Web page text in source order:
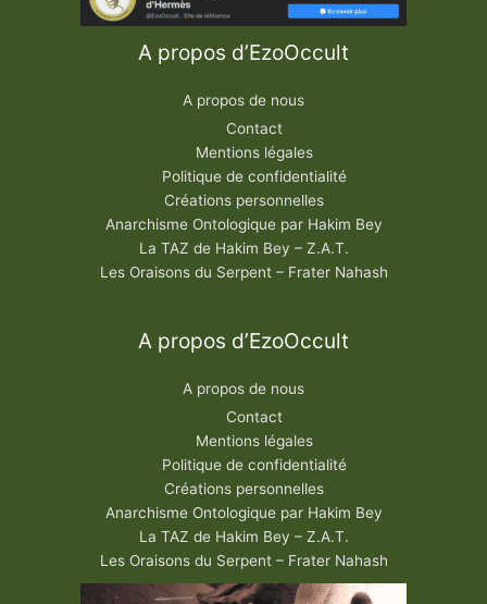
A propos d’EzoOccult
A propos de nous
Contact
Mentions légales
Politique de confidentialité
Créations personnelles
Anarchisme Ontologique par Hakim Bey
La TAZ de Hakim Bey – Z.A.T.
Les Oraisons du Serpent – Frater Nahash
A propos d’EzoOccult
A propos de nous
Contact
Mentions légales
Politique de confidentialité
Créations personnelles
Anarchisme Ontologique par Hakim Bey
La TAZ de Hakim Bey – Z.A.T.
Les Oraisons du Serpent – Frater Nahash